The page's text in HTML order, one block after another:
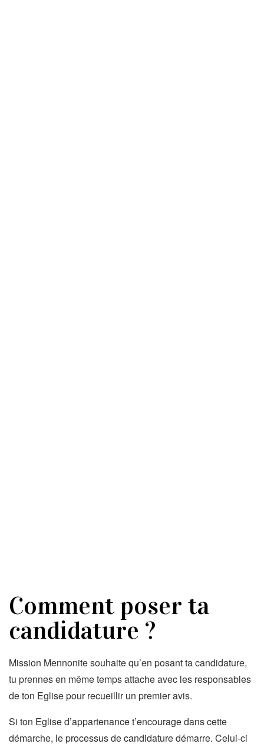
Comment poser ta
candidature ?
Mission Mennonite souhaite qu’en posant ta candidature,
tu prennes en même temps attache avec les responsables
de ton Eglise pour recueillir un premier avis.
Si ton Eglise d’appartenance t’encourage dans cette
démarche, le processus de candidature démarre. Celui-ci